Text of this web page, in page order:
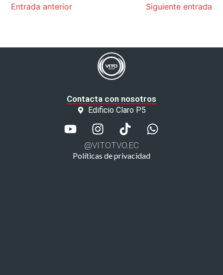
Entrada anterior Siguiente entrada
Contacta con nosotros
Edificio Claro P5
@VITOTVO.EC
Políticas de privacidad